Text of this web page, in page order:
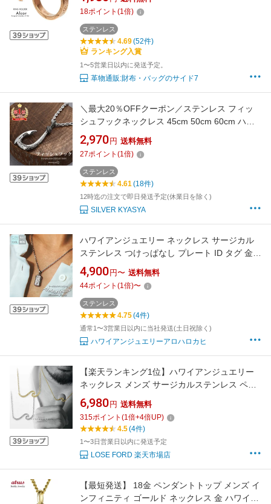
ックス 指輪用ペンダントトップ リング用ペン
ダントトップ リングネックレス シルバー 結婚
指輪 指輪 を ネックレス に 通す
18ポイント (1倍)
ステンレス
4.69(52件)
ランキング入賞
1〜5営業日以内に発送予定。
革物通販:財布・バッグのサイド7
＼最大20％OFFクーポン／ステンレス フィッ
シュフックネックレス 45cm 50cm 60cm ハワ
イアンネックレス 釣り針ネックレス ロープチ
ェーン ツイストチェーン 稲穂 スクロール マイ
レ カレイキニ メタリック 男性 メンズ 金属アレ
ルギー対応 ペンダント
2,970 円 送料無料
27ポイント (1倍)
ステンレス
4.61(18件)
12時迄の注文で即日発送予定(休業日を除く)
SILVER KYASYA
ハワイアンジュエリー ネックレス サージカル
ステンレス つけっぱなし プレート ID タグ 金属
アレルギー対応 人気 ラッピング つけっぱなし
錆びない アロハロカヒ ブランド 【誕生日記念
日】 父の日 ギフト プレゼント
4,900 円〜 送料無料
44ポイント (1倍)〜
ステンレス
4.75(4件)
通常1〜3営業日以内に当社発送(土日祝除く)
ハワイアンジュエリーアロハロカヒ
【楽天ランキング1位】ハワイアンジュエリー
ネックレス メンズ サージカルステンレス ペア
ネックレス ウェーブ 金属アレルギー対応 ゴー
ルド シルバー シンプル プレゼント
【LOSEFORD 公式】N27
6,980 円 送料無料
315ポイント (1倍+4倍UP)
4.5(4件)
1〜3日営業日以内に発送予定
LOSE FORD 楽天市場店
【最短発送】 18金 ペンダントトップ メンズ イ
ンフィニティ ゴールド ネックレス 金 ハワイア